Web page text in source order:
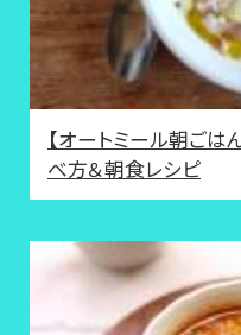
【オートミール朝ご
べ方＆朝食レシピ